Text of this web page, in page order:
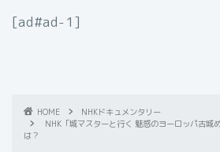
[ad#ad-1]
HOME
NHKドキュメンタリー
NHK「城マスターと行く 魅惑のヨーロッパ古城
は？